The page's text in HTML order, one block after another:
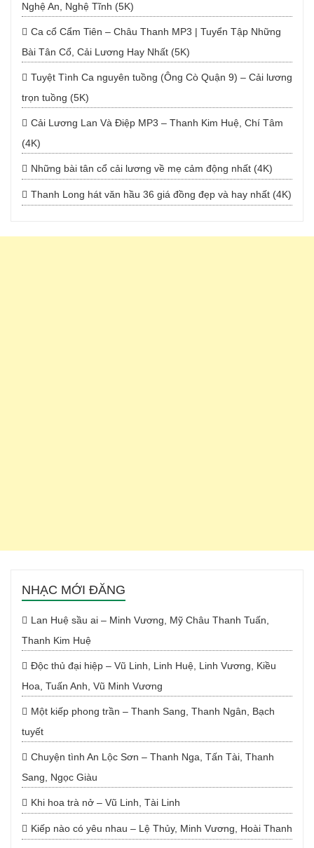
Nghệ An, Nghệ Tĩnh (5K)
Ca cổ Cẩm Tiên – Châu Thanh MP3 | Tuyển Tập Những
Bài Tân Cổ, Cải Lương Hay Nhất (5K)
Tuyệt Tình Ca nguyên tuồng (Ông Cò Quận 9) – Cải lương
trọn tuồng (5K)
Cải Lương Lan Và Điệp MP3 – Thanh Kim Huệ, Chí Tâm
(4K)
Những bài tân cổ cải lương về mẹ cảm động nhất (4K)
Thanh Long hát văn hầu 36 giá đồng đẹp và hay nhất (4K)
NHẠC MỚI ĐĂNG
Lan Huệ sầu ai – Minh Vương, Mỹ Châu Thanh Tuấn,
Thanh Kim Huệ
Độc thủ đại hiệp – Vũ Linh, Linh Huệ, Linh Vương, Kiều
Hoa, Tuấn Anh, Vũ Minh Vương
Một kiếp phong trần – Thanh Sang, Thanh Ngân, Bạch
tuyết
Chuyện tình An Lộc Sơn – Thanh Nga, Tấn Tài, Thanh
Sang, Ngọc Giàu
Khi hoa trà nở – Vũ Linh, Tài Linh
Kiếp nào có yêu nhau – Lệ Thủy, Minh Vương, Hoài Thanh